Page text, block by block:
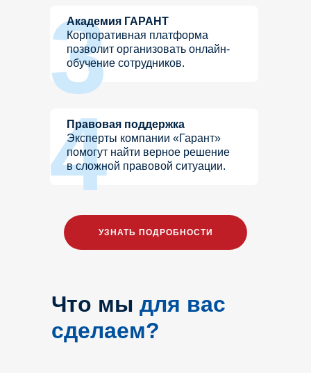
4
Правовая поддержка
Эксперты компании «Гарант»
помогут найти верное решение
в сложной правовой ситуации.
3
Академия ГАРАНТ
Корпоративная платформа
позволит организовать онлайн-
обучение сотрудников.
УЗНАТЬ ПОДРОБНОСТИ
Что мы для вас
сделаем?